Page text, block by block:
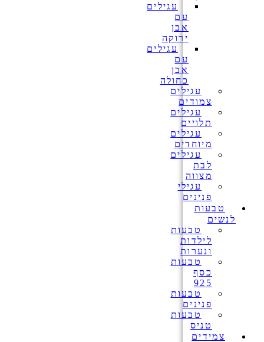
עגילים
עם
אבן
ירוקה
עגילים
עם
אבן
כחולה
עגילים
צמודים
עגילים
תלויים
עגילים
מיוחדים
עגילים
לבת
מצווה
עגילי
פנינים
טבעות
לנשים
טבעות
לילדות
ונערות
טבעות
כסף
925
טבעות
פנינים
טבעות
טניס
צמידים